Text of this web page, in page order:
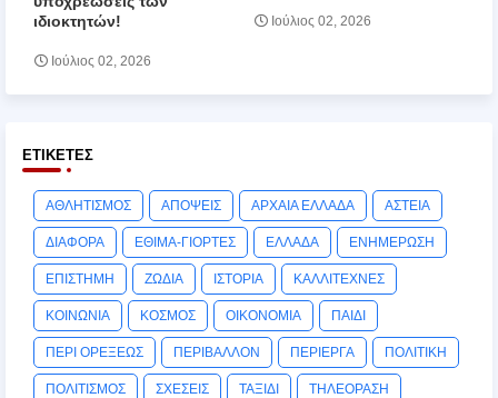
ιδιοκτητών!
Ιούλιος 02, 2026
Ιούλιος 02, 2026
ΕΤΙΚΈΤΕΣ
ΑΘΛΗΤΙΣΜΟΣ ΑΠΟΨΕΙΣ ΑΡΧΑΙΑ ΕΛΛΑΔΑ ΑΣΤΕΙΑ
ΔΙΑΦΟΡΑ ΕΘΙΜΑ-ΓΙΟΡΤΕΣ ΕΛΛΑΔΑ ΕΝΗΜΕΡΩΣΗ
ΕΠΙΣΤΗΜΗ ΖΩΔΙΑ ΙΣΤΟΡΙΑ ΚΑΛΛΙΤΕΧΝΕΣ
ΚΟΙΝΩΝΙΑ ΚΟΣΜΟΣ ΟΙΚΟΝΟΜΙΑ ΠΑΙΔΙ
ΠΕΡΙ ΟΡΕΞΕΩΣ ΠΕΡΙΒΑΛΛΟΝ ΠΕΡΙΕΡΓΑ ΠΟΛΙΤΙΚΗ
ΠΟΛΙΤΙΣΜΟΣ ΣΧΕΣΕΙΣ ΤΑΞΙΔΙ ΤΗΛΕΟΡΑΣΗ